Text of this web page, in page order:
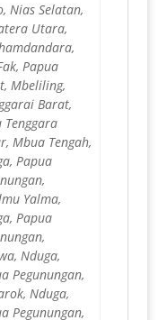
Nias Selatan,
Utara,
Papua
Mbeliling,
Barat,
Tenggara
Mbua Tengah,
Papua
Yalma,
Papua
Nduga,
Pegunungan,
Nduga,
Pegunungan,